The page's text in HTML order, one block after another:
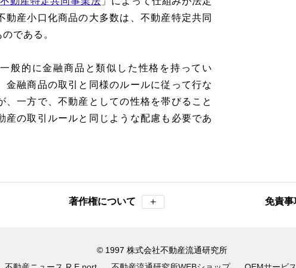
動産小口化商品の大多数は、不動産特定共同
である。
般的に金融商品と類似した性格を持ってい
金融商品の取引と同様のルールに従って行な
、一方で、不動産としての性格を帯びること
産の取引ルールと同じような配慮も必要であ
著作権について ＋ 免責事
© 1997 株式会社不動産流通研究所